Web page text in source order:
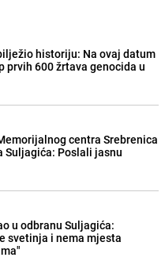
historiju: Na ovaj datum
prvih 600 žrtava genocida u
centra Srebrenica
Suljagića: Poslali jasnu
u odbranu Suljagića:
svetinja i nema mjesta